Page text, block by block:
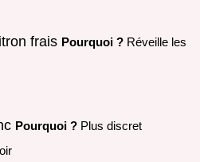
frais Pourquoi ? Réveille les
Pourquoi ? Plus discret